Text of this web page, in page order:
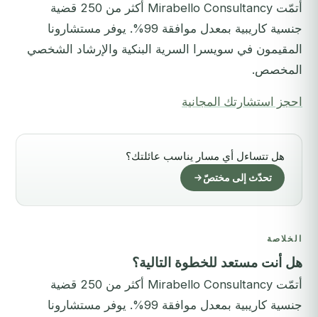
أتمّت Mirabello Consultancy أكثر من 250 قضية
جنسية كاريبية بمعدل موافقة 99%. يوفر مستشارونا
المقيمون في سويسرا السرية البنكية والإرشاد الشخصي
المخصص.
احجز استشارتك المجانية
هل تتساءل أي مسار يناسب عائلتك؟
تحدّث إلى مختصّ
الخلاصة
هل أنت مستعد للخطوة التالية؟
أتمّت Mirabello Consultancy أكثر من 250 قضية
جنسية كاريبية بمعدل موافقة 99%. يوفر مستشارونا